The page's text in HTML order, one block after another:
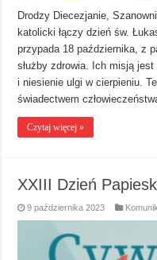
Drodzy Diecezjanie,
katolicki łączy dzień św.
przypada 18 października, z
służby zdrowia. Ich misją
i niesienie ulgi w cierpieniu.
świadectwem
Czytaj więcej »
XXIII Dzień
9 października 2023